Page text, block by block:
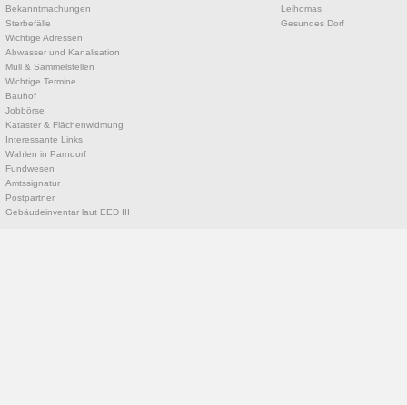
Bekanntmachungen
Sterbefälle
Wichtige Adressen
Abwasser und Kanalisation
Müll & Sammelstellen
Wichtige Termine
Bauhof
Jobbörse
Kataster & Flächenwidmung
Interessante Links
Wahlen in Parndorf
Fundwesen
Amtssignatur
Postpartner
Gebäudeinventar laut EED III
Leihomas
Gesundes Dorf